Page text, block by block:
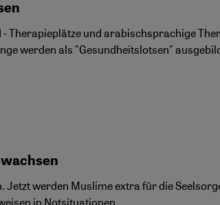
Therapieplätze und arabischsprachige
werden als "Gesundheitslotsen"
Jetzt werden Muslime extra für die
in Notsituationen.